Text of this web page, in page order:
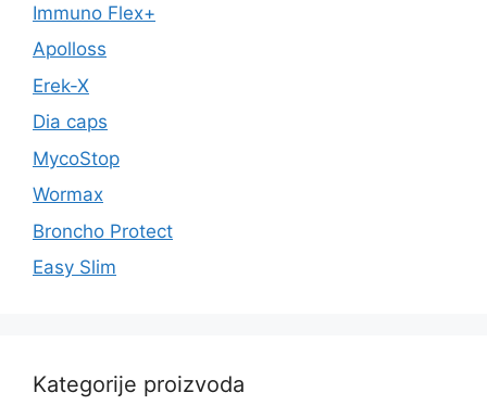
Immuno Flex+
Apolloss
Erek-X
Dia caps
MycoStop
Wormax
Broncho Protect
Easy Slim
Kategorije proizvoda